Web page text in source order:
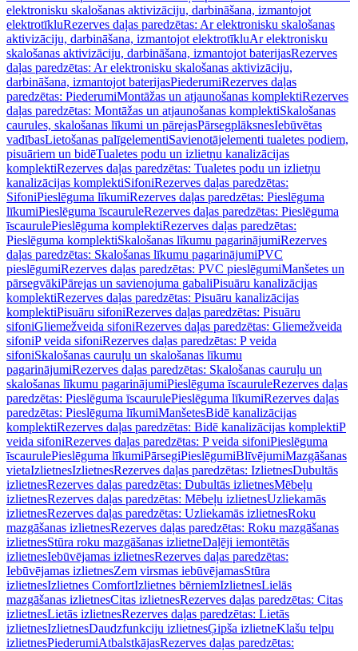
elektronisku skalošanas aktivizāciju, darbināšana, izmantojot
elektrotīkluRezerves daļas paredzētas: Ar elektronisku skalošanas
aktivizāciju, darbināšana, izmantojot elektrotīkluAr elektronisku
skalošanas aktivizāciju, darbināšana, izmantojot baterijasRezerves
daļas paredzētas: Ar elektronisku skalošanas aktivizāciju,
darbināšana, izmantojot baterijasPiederumiRezerves daļas
paredzētas: PiederumiMontāžas un atjaunošanas komplektiRezerves
daļas paredzētas: Montāžas un atjaunošanas komplektiSkalošanas
caurules, skalošanas līkumi un pārejasPārsegplāksnesIebūvētas
vadībasLietošanas palīgelementiSavienotājelementi tualetes podiem,
pisuāriem un bidēTualetes podu un izlietņu kanalizācijas
komplektiRezerves daļas paredzētas: Tualetes podu un izlietņu
kanalizācijas komplektiSifoniRezerves daļas paredzētas:
SifoniPieslēguma līkumiRezerves daļas paredzētas: Pieslēguma
līkumiPieslēguma īscauruleRezerves daļas paredzētas: Pieslēguma
īscaurulePieslēguma komplektiRezerves daļas paredzētas:
Pieslēguma komplektiSkalošanas līkumu pagarinājumiRezerves
daļas paredzētas: Skalošanas līkumu pagarinājumiPVC
pieslēgumiRezerves daļas paredzētas: PVC pieslēgumiManšetes un
pārsegvākiPārejas un savienojuma gabaliPisuāru kanalizācijas
komplektiRezerves daļas paredzētas: Pisuāru kanalizācijas
komplektiPisuāru sifoniRezerves daļas paredzētas: Pisuāru
sifoniGliemežveida sifoniRezerves daļas paredzētas: Gliemežveida
sifoniP veida sifoniRezerves daļas paredzētas: P veida
sifoniSkalošanas cauruļu un skalošanas līkumu
pagarinājumiRezerves daļas paredzētas: Skalošanas cauruļu un
skalošanas līkumu pagarinājumiPieslēguma īscauruleRezerves daļas
paredzētas: Pieslēguma īscaurulePieslēguma līkumiRezerves daļas
paredzētas: Pieslēguma līkumiManšetesBidē kanalizācijas
komplektiRezerves daļas paredzētas: Bidē kanalizācijas komplektiP
veida sifoniRezerves daļas paredzētas: P veida sifoniPieslēguma
īscaurulePieslēguma līkumiPārsegiPieslēgumiBlīvējumiMazgāšanas
vietaIzlietnesIzlietnesRezerves daļas paredzētas: IzlietnesDubultās
izlietnesRezerves daļas paredzētas: Dubultās izlietnesMēbeļu
izlietnesRezerves daļas paredzētas: Mēbeļu izlietnesUzliekamās
izlietnesRezerves daļas paredzētas: Uzliekamās izlietnesRoku
mazgāšanas izlietnesRezerves daļas paredzētas: Roku mazgāšanas
izlietnesStūra roku mazgāšanas izlietneDaļēji iemontētās
izlietnesIebūvējamas izlietnesRezerves daļas paredzētas:
Iebūvējamas izlietnesZem virsmas iebūvējamasStūra
izlietnesIzlietnes ComfortIzlietnes bērniemIzlietnesLielās
mazgāšanas izlietnesCitas izlietnesRezerves daļas paredzētas: Citas
izlietnesLietās izlietnesRezerves daļas paredzētas: Lietās
izlietnesIzlietnesDaudzfunkciju izlietnesĢipša izlietneKlašu telpu
izlietnesPiederumiAtbalstkājasRezerves daļas paredzētas: